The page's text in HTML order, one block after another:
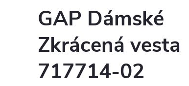
GAP Dámské
Zkrácená vesta
717714-02